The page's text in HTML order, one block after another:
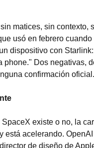
matices, sin contexto,
usó en febrero cuando
dispositivo con Starlink:
phone." Dos negativas,
confirmación oficial.
existe o no, la
está acelerando. OpenAI
de diseño de